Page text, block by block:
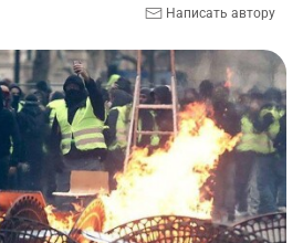
Написать автору